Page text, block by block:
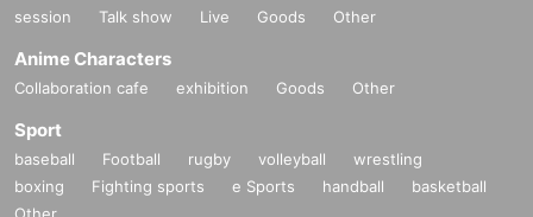
session
Talk show Live Goods Other
Anime Characters
Collaboration cafe exhibition Goods Other
Sport
baseball Football rugby volleyball
wrestling
boxing
Fighting sports e Sports handball
basketball
Other